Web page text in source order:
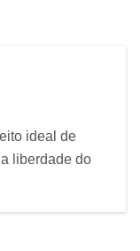
ideal de
liberdade do